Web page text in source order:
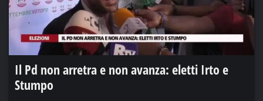
Il Pd non arretra e non avanza: eletti Irto e
Stumpo